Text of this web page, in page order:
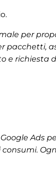
per
pacchetti,
e richiesta
Ads